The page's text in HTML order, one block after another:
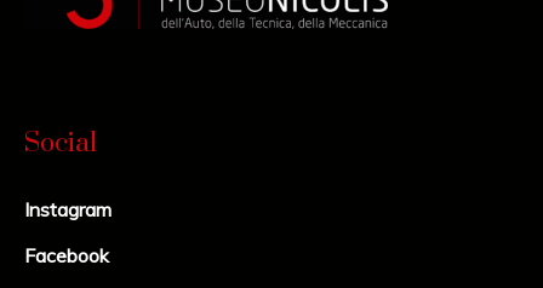
Social
Instagram
Facebook